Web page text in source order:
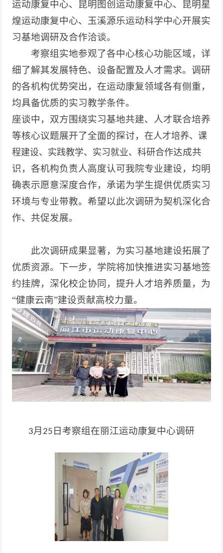
运动康复中心、昆明图创运动康复中心、昆明星
煌运动康复中心、玉溪源乐运动科学中心开展实
习基地调研及合作洽谈。
考察组实地参观了各中心核心功能区域，详
细了解其发展特色、设备配置及人才需求。调研
的各机构优势突出，在运动康复领域各有侧重，
均具备优质的实习教学条件。
座谈中，双方围绕实习基地共建、人才联合培养
等核心议题展开了全面的探讨，在人才培养、课
程建设、实践教学、实习就业、科研合作达成共
识，各机构负责人高度认可我院专业建设，均明
确表示愿意深度合作，承诺为学生提供优质实习
环境与专业带教。希望以此次调研为契机深化合
作、共促发展。
此次调研成果显著，为实习基地建设拓展了
优质资源。下一步，学院将加快推进实习基地签
约挂牌，深化校企协同，提升人才培养质量，为
“健康云南”建设贡献高校力量。
3月 25 日考察组在丽江运动康复中心调研